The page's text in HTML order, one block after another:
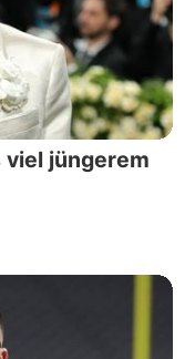
viel jüngerem